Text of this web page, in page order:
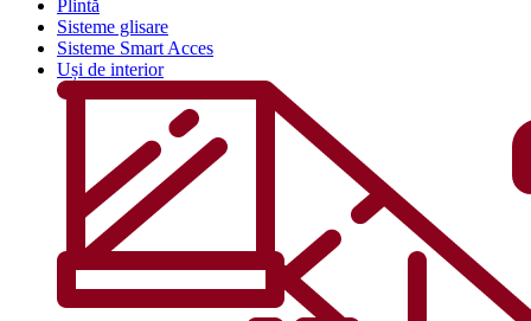
Plintă
Sisteme glisare
Sisteme Smart Acces
Uși de interior